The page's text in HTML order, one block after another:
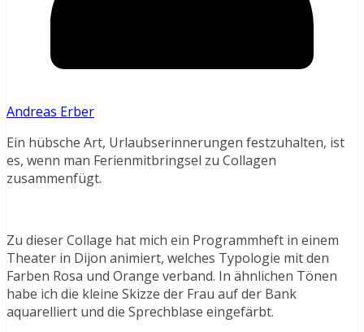
Andreas Erber
Ein hübsche Art, Urlaubserinnerungen festzuhalten, ist
es, wenn man Ferienmitbringsel zu Collagen
zusammenfügt.
Zu dieser Collage hat mich ein Programmheft in einem
Theater in Dijon animiert, welches Typologie mit den
Farben Rosa und Orange verband. In ähnlichen Tönen
habe ich die kleine Skizze der Frau auf der Bank
aquarelliert und die Sprechblase eingefärbt.